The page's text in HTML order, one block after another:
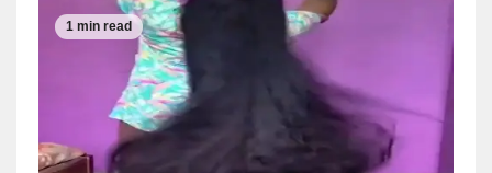
1 min read